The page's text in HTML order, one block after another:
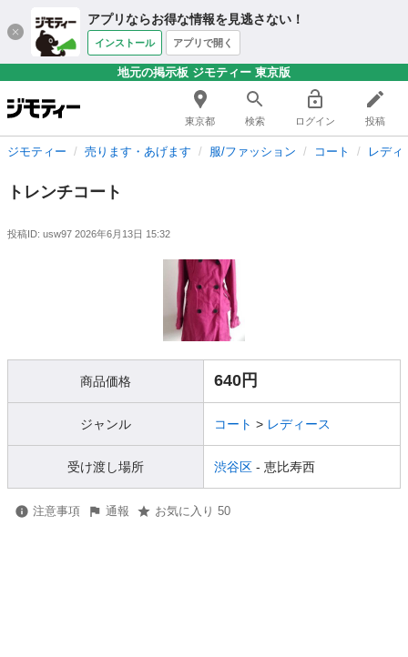
アプリならお得な情報を見逃さない！
インストール アプリで開く
地元の掲示板 ジモティー 東京版
東京都 検索 ログイン 投稿
ジモティー 売ります・あげます 服/ファッション コート レディ
トレンチコート
投稿ID: usw97 2026年6月13日 15:32
商品価格 640円
ジャンル コート > レディース
受け渡し場所 渋谷区 - 恵比寿西
注意事項 通報 お気に入り 50